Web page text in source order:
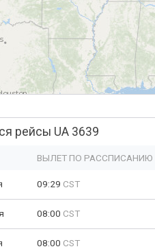
рейсы UA 3639
ВЫЛЕТ ПО РАССПИСАНИЮ
09:29 CST
08:00 CST
08:00 CST